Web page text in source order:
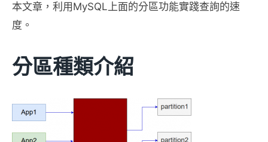
本文章，利用MySQL上面的分區功能實踐查詢的速
度。
分區種類介紹